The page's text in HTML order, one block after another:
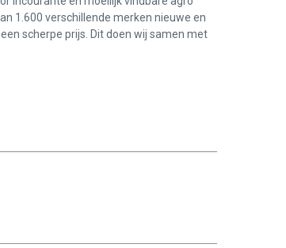
1.600 verschillende merken nieuwe en
scherpe prijs. Dit doen wij samen met